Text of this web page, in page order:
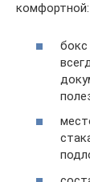
комфортной: